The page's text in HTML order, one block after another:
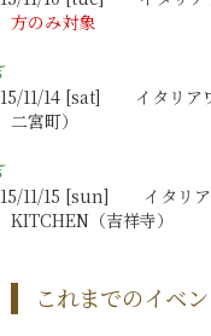
方のみ対象
11/14 [sat] イタリア
二宮町）
11/15 [sun] イタリア
KITCHEN（吉祥寺）
これまでのイベ